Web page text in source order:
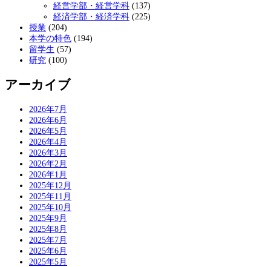
経営学部・経営学科 (137)
経済学部・経済学科 (225)
授業 (204)
本学の特色 (194)
留学生 (57)
研究 (100)
アーカイブ
2026年7月
2026年6月
2026年5月
2026年4月
2026年3月
2026年2月
2026年1月
2025年12月
2025年11月
2025年10月
2025年9月
2025年8月
2025年7月
2025年6月
2025年5月